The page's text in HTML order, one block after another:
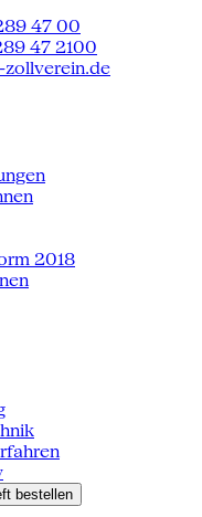
47 00
47 2100
2018
bestellen